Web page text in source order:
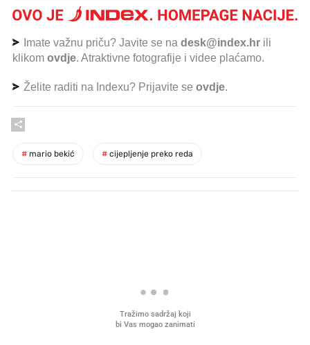
Imate važnu priču? Javite se na desk@index.hr ili
klikom ovdje. Atraktivne fotografije i videe plaćamo.
Želite raditi na Indexu? Prijavite se ovdje.
# mario bekić # cijepljenje preko reda